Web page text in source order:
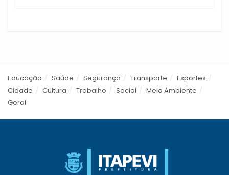
Educação Saúde Segurança Transporte
Esportes
Cidade
Cultura Trabalho Social
Meio Ambiente
Geral